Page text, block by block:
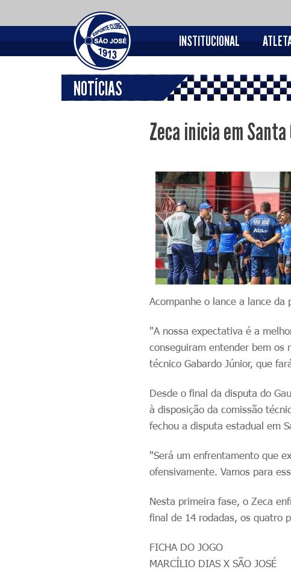
INSTITUCIONAL
NOTÍCIAS
Zeca inicia em
Acompanhe o lance a lance
"A nossa expectativa é a
conseguiram entender bem os
técnico Gabardo Júnior, que
Desde o final da disputa do
à disposição da comissão
fechou a disputa estadual em
"Será um enfrentamento que
ofensivamente. Vamos para
Nesta primeira fase, o Zeca
final de 14 rodadas, os quatro
FICHA DO JOGO
MARCÍLIO DIAS X SÃO JOSÉ